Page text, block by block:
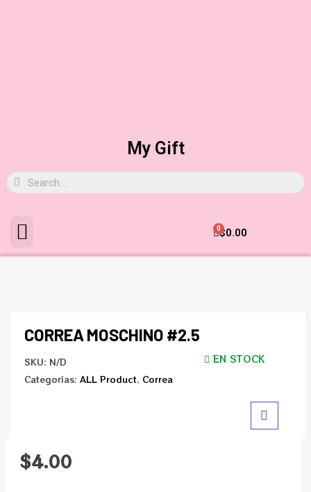
My Gift
$0.00
0
CORREA MOSCHINO #2.5
SKU: N/D
Categorías: ALL Product, Correa
EN STOCK
$4.00